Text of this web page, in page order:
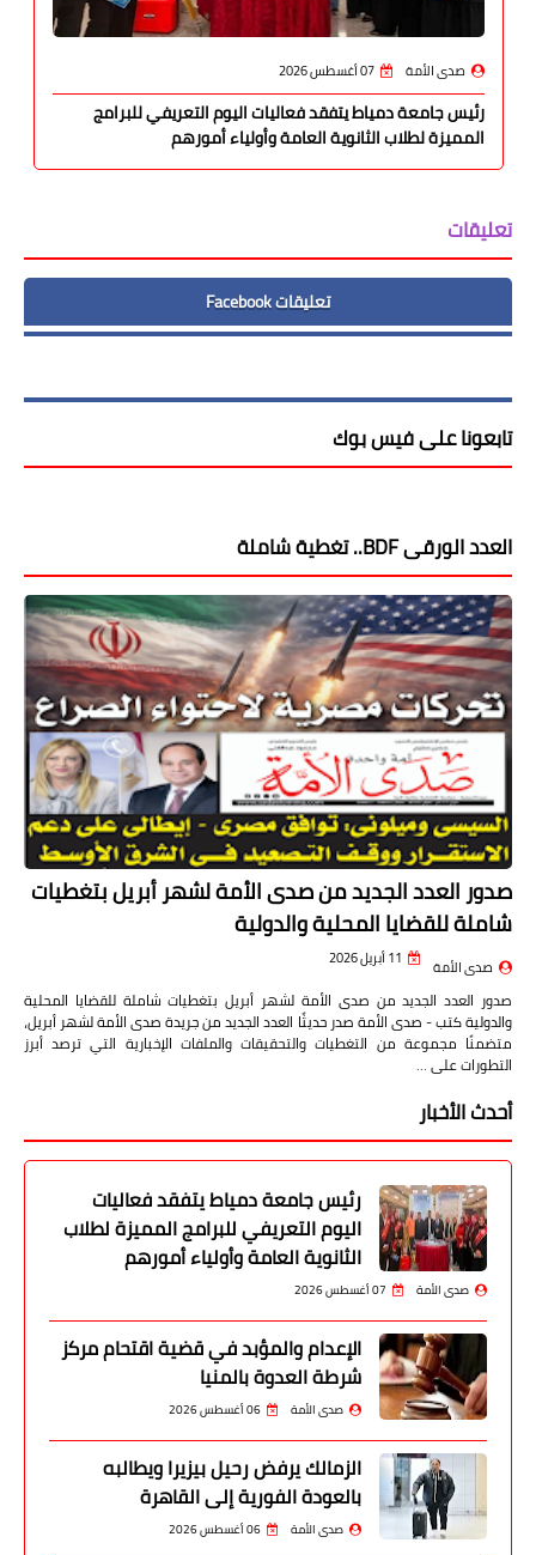
صدى الأمة 07 أغسطس 2026
رئيس جامعة دمياط يتفقد فعاليات اليوم التعريفي للبرامج
المميزة لطلاب الثانوية العامة وأولياء أمورهم
تعليقات
تعليقات Facebook
تابعونا على فيس بوك
العدد الورقى BDF.. تغطية شاملة
صدور العدد الجديد من صدى الأمة لشهر أبريل بتغطيات
شاملة للقضايا المحلية والدولية
صدى الأمة 11 أبريل 2026
صدور العدد الجديد من صدى الأمة لشهر أبريل بتغطيات شاملة للقضايا المحلية
والدولية كتب - صدى الأمة صدر حديثًا العدد الجديد من جريدة صدى الأمة لشهر أبريل،
متضمنًا مجموعة من التغطيات والتحقيقات والملفات الإخبارية التي ترصد أبرز
التطورات على …
أحدث الأخبار
رئيس جامعة دمياط يتفقد فعاليات
اليوم التعريفي للبرامج المميزة لطلاب
الثانوية العامة وأولياء أمورهم
صدى الأمة 07 أغسطس 2026
الإعدام والمؤبد في قضية اقتحام مركز
شرطة العدوة بالمنيا
صدى الأمة 06 أغسطس 2026
الزمالك يرفض رحيل بيزيرا ويطالبه
بالعودة الفورية إلى القاهرة
صدى الأمة 06 أغسطس 2026